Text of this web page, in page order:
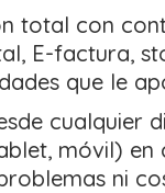
total con
E-factura,
que le
cualquier
móvil) en
ni